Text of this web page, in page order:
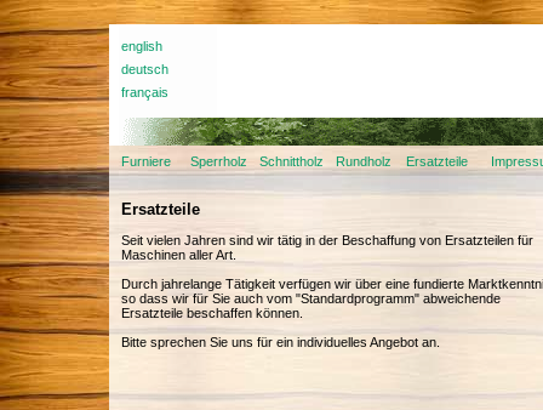
english
deutsch
français
Furniere Sperrholz Schnittholz Rundholz Ersatzteile
Ersatzteile
Seit vielen Jahren sind wir tätig in der Beschaffung von Ersatzteilen für
Maschinen aller Art.
Durch jahrelange Tätigkeit verfügen wir über eine fundierte
so dass wir für Sie auch vom "Standardprogramm" abweichende
Ersatzteile beschaffen können.
Bitte sprechen Sie uns für ein individuelles Angebot an.